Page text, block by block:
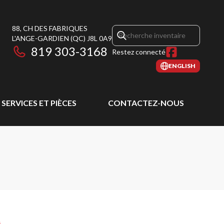
88, CH DES FABRIQUES
L'ANGE-GARDIEN (QC) J8L 0A9
819 303-3168 Restez connecté
ENGLISH
SERVICES ET PIÈCES CONTACTEZ-NOUS